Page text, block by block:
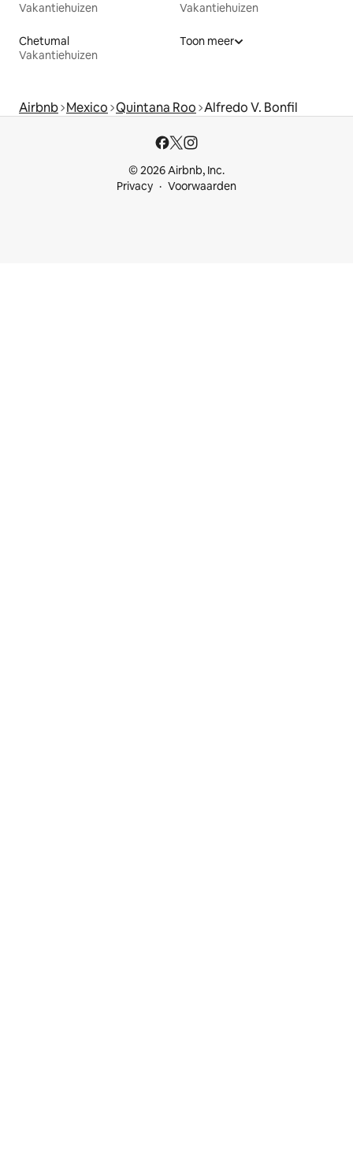
Vakantiehuizen
Vakantiehuizen
Chetumal
Vakantiehuizen
Toon meer
Airbnb Mexico Quintana Roo Alfredo V. Bonfil
© 2026 Airbnb, Inc.
Privacy
Voorwaarden